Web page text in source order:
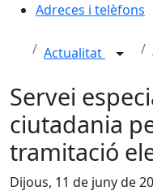
Adreces i telèfons
Actualitat
Servei
ciutadania
tramitació
Dijous, 11 de juny de